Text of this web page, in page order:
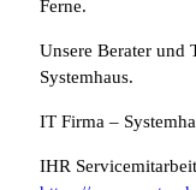
Ferne.
Unsere Berater und
Systemhaus.
IT Firma –
IHR